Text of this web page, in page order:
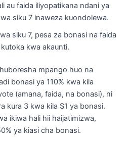
au faida iliyopatikana ndani ya
siku 7 inaweza kuondolewa.
siku 7, pesa za bonasi na faida
kwa akaunti.
mpango huo na
bonasi ya 110% kwa kila
(amana, faida, na bonasi), ni
kura 3 kwa kila $1 ya bonasi.
ikiwa hali hii haijatimizwa,
ya kiasi cha bonasi.